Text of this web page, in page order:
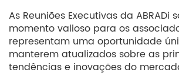
As Reuniões Executivas da ABRADi
momento valioso para os
representam uma oportunidade
manterem atualizados sobre as
tendências e inovações do